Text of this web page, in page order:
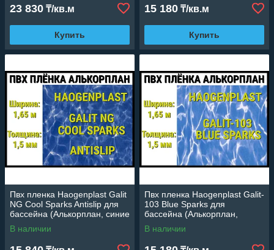
23 830 ₸/кв.м
Купить
15 180 ₸/кв.м
Купить
Пвх пленка Haogenplast Galit
NG Cool Sparks Antislip для
бассейна (Алькорплан, синие
блики, ширина: 1.65 м.)
В наличии
Пвх пленка Haogenplast Galit-
103 Blue Sparks для
бассейна (Алькорплан,
голубые блики, ширина: 1.65
м.)
В наличии